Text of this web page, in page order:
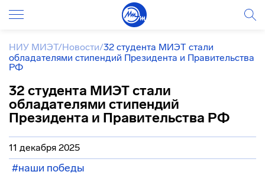
НИУ МИЭТ/Новости/32 студента МИЭТ стали
обладателями стипендий Президента и Правительства
РФ
32 студента МИЭТ стали
обладателями стипендий
Президента и Правительства РФ
11 декабря 2025
#наши победы